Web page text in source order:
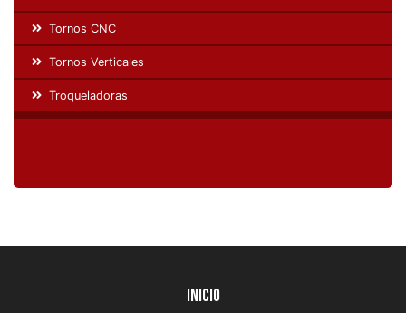
Tornos CNC
Tornos Verticales
Troqueladoras
Inicio